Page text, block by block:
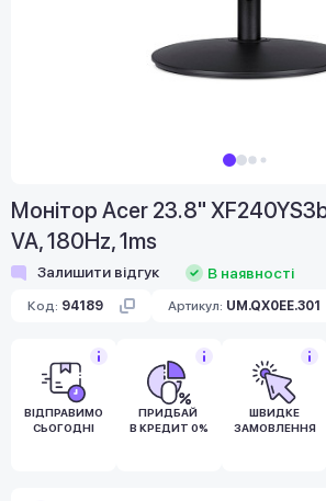
Монітор Acer 23.8"
VA, 180Hz, 1ms
Залишити відгук В наявності
Код: 94189 Артикул: UM.QX0EE.301
ВІДПРАВИМО
СЬОГОДНІ
ПРИДБАЙ
В КРЕДИТ 0%
ШВИДКЕ
ЗАМОВЛЕННЯ